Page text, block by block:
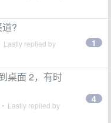
?
Lastly replied by 1
桌面 2，有时
• Lastly replied by
4